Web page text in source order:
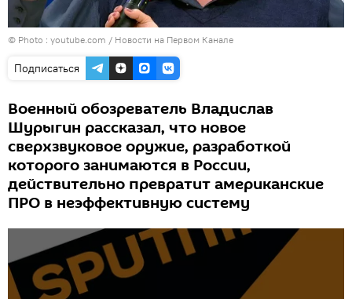
© Photo : youtube.com / Новости на Первом Канале
Подписаться
Военный обозреватель Владислав
Шурыгин рассказал, что новое
сверхзвуковое оружие, разработкой
которого занимаются в России,
действительно превратит американские
ПРО в неэффективную систему